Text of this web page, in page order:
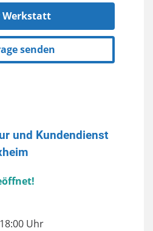
Werkstatt
senden
und Kundendienst
Uhr